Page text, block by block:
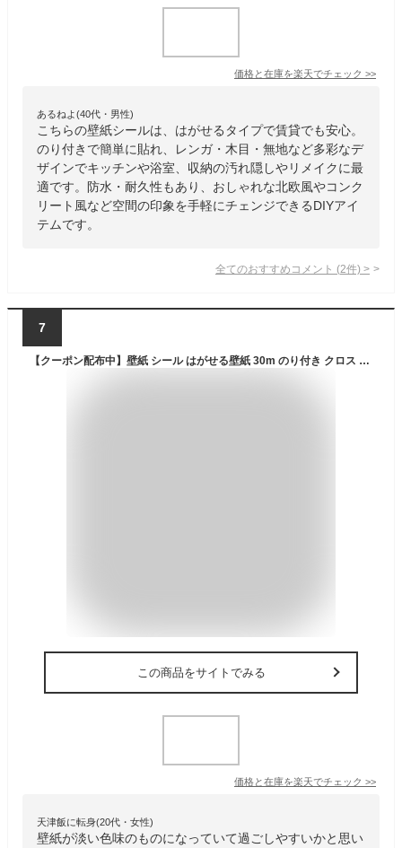
価格と在庫を楽天でチェック >>
あるねよ(40代・男性)
こちらの壁紙シールは、はがせるタイプで賃貸でも安心。
のり付きで簡単に貼れ、レンガ・木目・無地など多彩なデ
ザインでキッチンや浴室、収納の汚れ隠しやリメイクに最
適です。防水・耐久性もあり、おしゃれな北欧風やコンク
リート風など空間の印象を手軽にチェンジできるDIYアイ
テムです。
全てのおすすめコメント (2件) >
7
【クーポン配布中】壁紙 シール はがせる壁紙 30m のり付き クロス 張り替え おしゃれ 壁紙シール カッティングシート リメイクシート レンガ 補修 木目 白 無地 DIY 粘着シート 北欧 男前 シンプル 家具 寝室 部屋 リビング キッチン トイレ 洗面所 ドア 賃貸 防水 傷隠し
この商品をサイトでみる
価格と在庫を楽天でチェック >>
天津飯に転身(20代・女性)
壁紙が淡い色味のものになっていて過ごしやすいかと思い